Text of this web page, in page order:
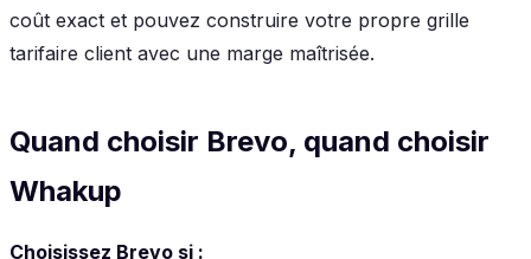
coût exact et pouvez construire votre propre grille
tarifaire client avec une marge maîtrisée.
Quand choisir Brevo, quand choisir
Whakup
Choisissez Brevo si :